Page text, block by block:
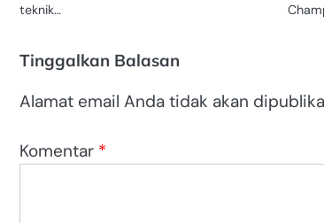
teknik…
Tinggalkan Balasan
Alamat email Anda tidak akan
Komentar *